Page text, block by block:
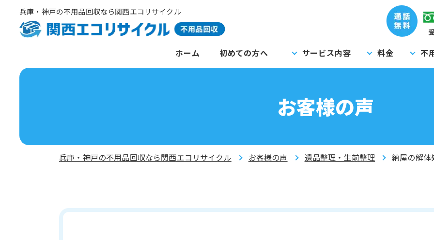
兵庫・神戸の不用品回収なら関西エコリサイクル
ホーム 初めての方へ サービス内容 料金 不
お客様の声
兵庫・神戸の不用品回収なら関西エコリサイクル お客様の声 遺品整理・生前整理 納屋の解体